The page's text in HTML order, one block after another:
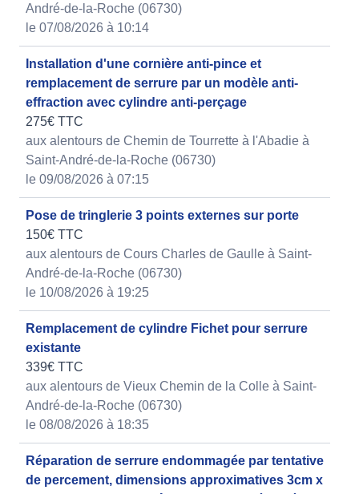
André-de-la-Roche (06730)
le 07/08/2026 à 10:14
Installation d'une cornière anti-pince et
remplacement de serrure par un modèle anti-
effraction avec cylindre anti-perçage
275€ TTC
aux alentours de Chemin de Tourrette à l'Abadie à
Saint-André-de-la-Roche (06730)
le 09/08/2026 à 07:15
Pose de tringlerie 3 points externes sur porte
150€ TTC
aux alentours de Cours Charles de Gaulle à Saint-
André-de-la-Roche (06730)
le 10/08/2026 à 19:25
Remplacement de cylindre Fichet pour serrure
existante
339€ TTC
aux alentours de Vieux Chemin de la Colle à Saint-
André-de-la-Roche (06730)
le 08/08/2026 à 18:35
Réparation de serrure endommagée par tentative
de percement, dimensions approximatives 3cm x